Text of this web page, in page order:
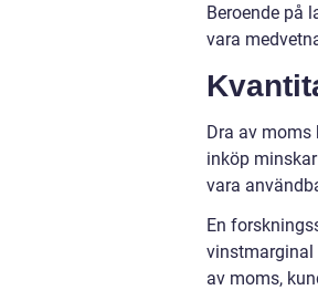
Beroende på
vara
Dra av moms
inköp
vara
En
vinstmarginal
av moms,